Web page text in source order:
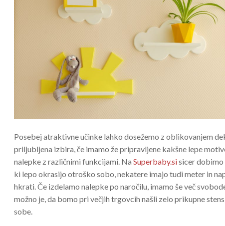
Posebej atraktivne učinke lahko dosežemo z oblikovanjem
priljubljena izbira, če imamo že pripravljene kakšne lepe
nalepke z različnimi funkcijami. Na Superbaby.sisicer dobimo
ki lepo okrasijo otroško sobo, nekatere imajo tudi meter in
hkrati. Če izdelamo nalepke po naročilu, imamo še več
možno je, da bomo pri večjih trgovcih našli zelo prikupne
sobe.